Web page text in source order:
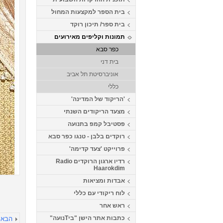
בית הספר למקצעות המחול
בית ספר/ תיכון רוקד
תמונות וקליפים מאירועים
כפר סבא
בית דני
אוניברסיטת תל אביב
כללי
'הריקוד של המדינה'
מצעד הריקודים השנתי
פסטיבל קמפ בתנועה
רוקדים בלבן - טנגו כפר סבא
פרוייקט 'צעד קדימה'
רדיו ארגון הרוקדים Radio
Haarokdim
אבדות ומציאות
לוח ריקודי עם כללי
ראש אחר
כתבות אתר הישן "ביTנועה"
הבא